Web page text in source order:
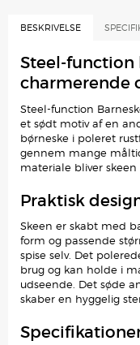
BESKRIVELSE
Steel-function
charmerende
Steel-function
et sødt motiv af en
børneske i poleret
gennem mange
materiale bliver
Praktisk
Skeen er skabt med
form og passende
spise selv. Det
brug og kan holde i
udseende. Det søde
skaber en hyggelig